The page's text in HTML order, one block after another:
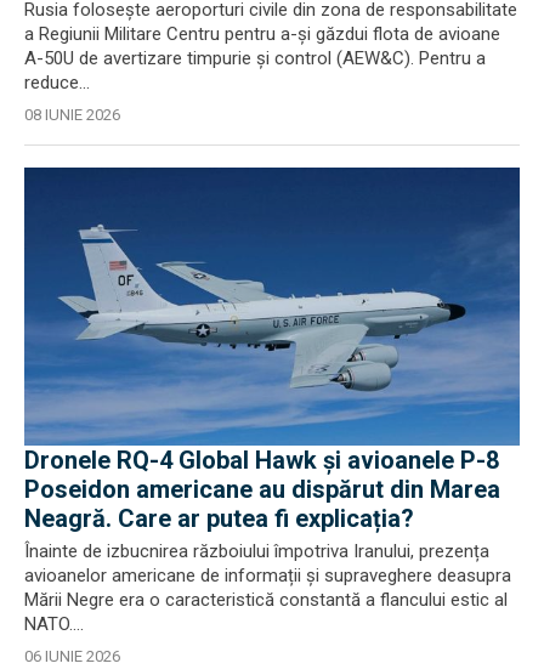
Rusia folosește aeroporturi civile din zona de responsabilitate
a Regiunii Militare Centru pentru a-și găzdui flota de avioane
A-50U de avertizare timpurie și control (AEW&C). Pentru a
reduce...
08 IUNIE 2026
Dronele RQ-4 Global Hawk și avioanele P-8
Poseidon americane au dispărut din Marea
Neagră. Care ar putea fi explicația?
Înainte de izbucnirea războiului împotriva Iranului, prezența
avioanelor americane de informații și supraveghere deasupra
Mării Negre era o caracteristică constantă a flancului estic al
NATO....
06 IUNIE 2026